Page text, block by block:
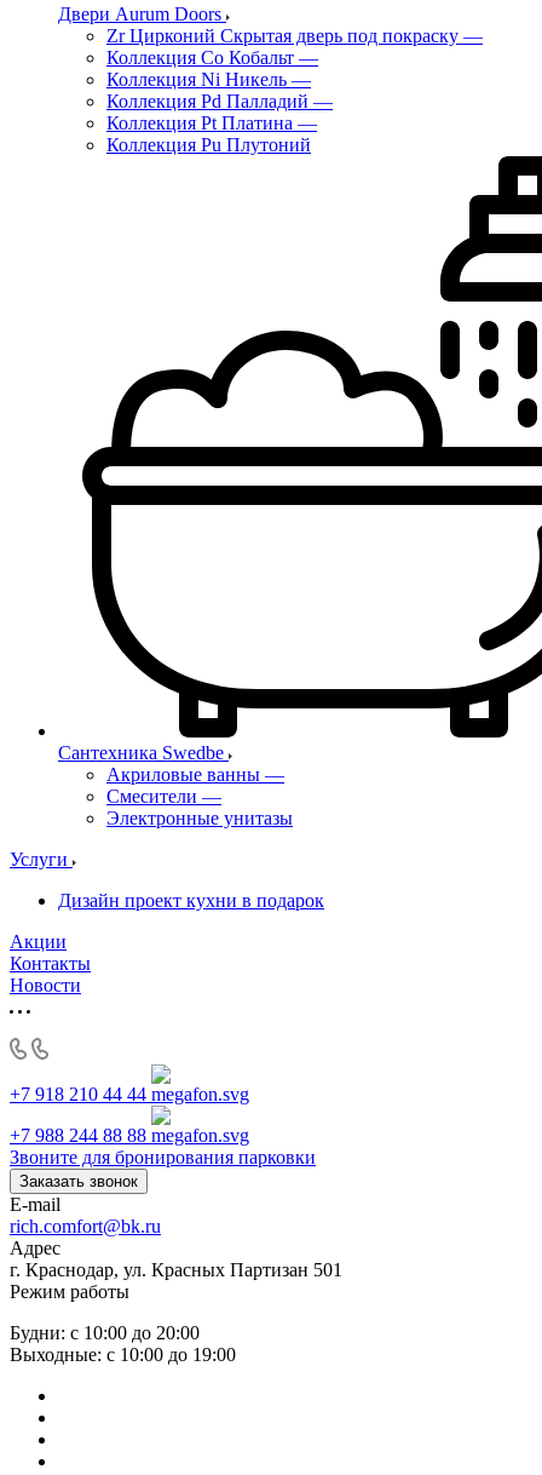
Двери Aurum Doors
Zr Цирконий Скрытая дверь под покраску —
Коллекция Co Кобальт —
Коллекция Ni Никель —
Коллекция Pd Палладий —
Коллекция Pt Платина —
Коллекция Pu Плутоний
Сантехника Swedbe
Акриловые ванны —
Смесители —
Электронные унитазы
Услуги
Дизайн проект кухни в подарок
Акции
Контакты
Новости
+7 918 210 44 44
+7 988 244 88 88
Звоните для бронирования парковки
Заказать звонок
E-mail
rich.comfort@bk.ru
Адрес
г. Краснодар, ул. Красных Партизан 501
Режим работы
Будни: с 10:00 до 20:00
Выходные: с 10:00 до 19:00